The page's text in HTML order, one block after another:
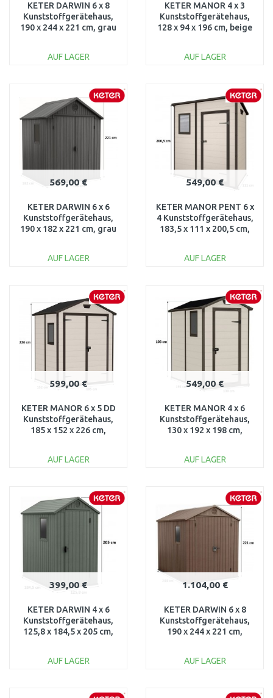
KETER DARWIN 6 x 8
Kunststoffgerätehaus,
190 x 244 x 221 cm, grau
AUF LAGER
WARENKORB
Vergleichen
KETER MANOR 4 x 3
Kunststoffgerätehaus,
128 x 94 x 196 cm, beige
AUF LAGER
WARENKORB
Vergleichen
569,00 €
KETER DARWIN 6 x 6
Kunststoffgerätehaus,
190 x 182 x 221 cm, grau
AUF LAGER
WARENKORB
Vergleichen
549,00 €
KETER MANOR PENT 6 x
4 Kunststoffgerätehaus,
183,5 x 111 x 200,5 cm,
AUF LAGER
WARENKORB
Vergleichen
599,00 €
KETER MANOR 6 x 5 DD
Kunststoffgerätehaus,
185 x 152 x 226 cm,
AUF LAGER
WARENKORB
Vergleichen
549,00 €
KETER MANOR 4 x 6
Kunststoffgerätehaus,
130 x 192 x 198 cm,
AUF LAGER
WARENKORB
Vergleichen
399,00 €
KETER DARWIN 4 x 6
Kunststoffgerätehaus,
125,8 x 184,5 x 205 cm,
AUF LAGER
WARENKORB
1.104,00 €
KETER DARWIN 6 x 8
Kunststoffgerätehaus,
190 x 244 x 221 cm,
AUF LAGER
WARENKORB